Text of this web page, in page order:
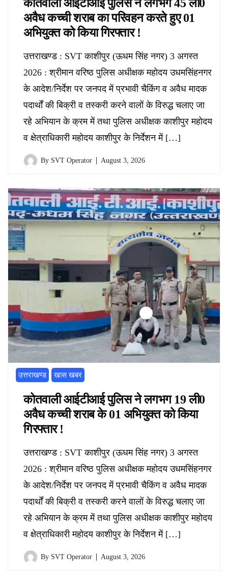
कोतवाली आईटीआई पुलिस ने लगभग 45 ली0
अवैध कच्ची शराब का परिवहन करते हुए 01
अभियुक्त को किया गिरफ्तार !
उत्तराखण्ड : SVT काशीपुर (ऊधम सिंह नगर) 3 अगस्त
2026 : श्रीमान वरिष्ठ पुलिस अधीक्षक महोदय उधमसिंहनगर
के आदेश/निर्देश पर जनपद में प्रभावी चैकिंग व अवैध मादक
पदार्थों की बिक्री व तस्करी करने वालों के विरुद्ध चलाए जा
रहे अभियान के क्रम में तथा पुलिस अधीक्षक काशीपुर महोदय
व क्षेत्राधिकारी महोदय काशीपुर के निर्देशन में […]
By SVT Operator August 3, 2026
उत्तराखण्ड खास खबर
कोतवाली आईटीआई पुलिस ने लगभग 19 ली0
अवैध कच्ची शराब के 01 अभियुक्त को किया
गिरफ्तार !
उत्तराखण्ड : SVT काशीपुर (ऊधम सिंह नगर) 3 अगस्त
2026 : श्रीमान वरिष्ठ पुलिस अधीक्षक महोदय उधमसिंहनगर
के आदेश/निर्देश पर जनपद में प्रभावी चैकिंग व अवैध मादक
पदार्थों की बिक्री व तस्करी करने वालों के विरुद्ध चलाए जा
रहे अभियान के क्रम में तथा पुलिस अधीक्षक काशीपुर महोदय
व क्षेत्राधिकारी महोदय काशीपुर के निर्देशन में […]
By SVT Operator August 3, 2026